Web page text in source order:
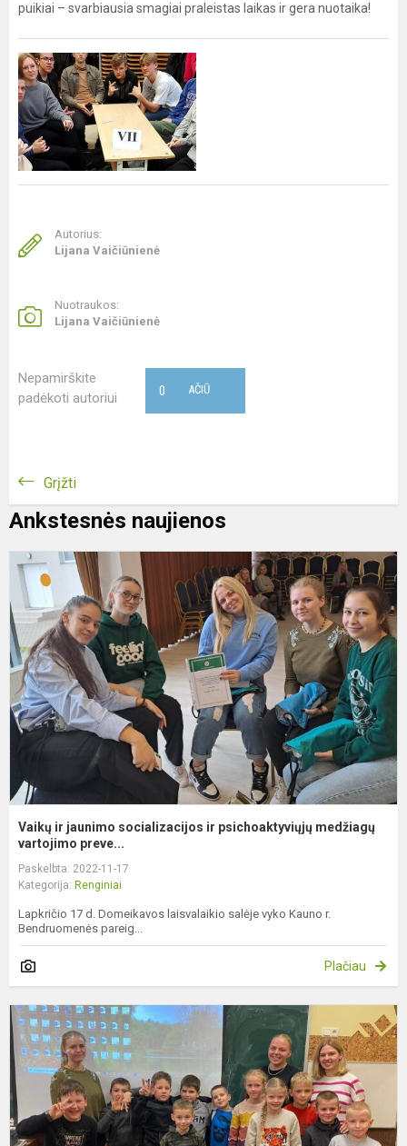
puikiai – svarbiausia smagiai praleistas laikas ir gera nuotaika!
Autorius:
Lijana Vaičiūnienė
Nuotraukos:
Lijana Vaičiūnienė
Nepamirškite
padėkoti autoriui
AČIŪ
0
Grįžti
Ankstesnės naujienos
Vaikų ir jaunimo socializacijos ir psichoaktyviųjų medžiagų
vartojimo preve...
Paskelbta: 2022-11-17
Kategorija: Renginiai
Lapkričio 17 d. Domeikavos laisvalaikio salėje vyko Kauno r.
Bendruomenės pareig...
Plačiau